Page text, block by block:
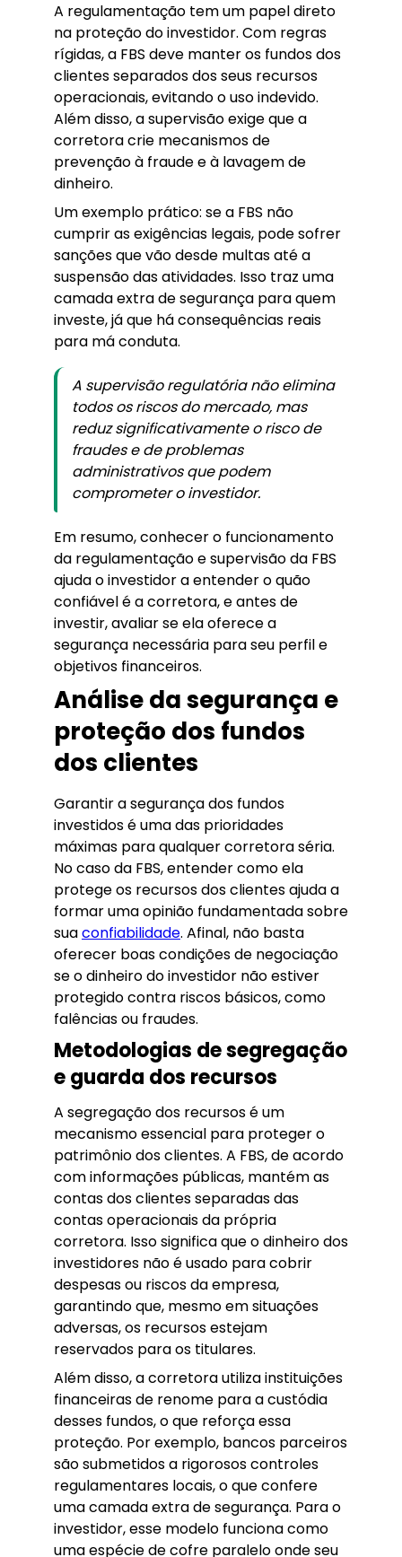
A regulamentação tem um papel direto
na proteção do investidor. Com regras
rígidas, a FBS deve manter os fundos dos
clientes separados dos seus recursos
operacionais, evitando o uso indevido.
Além disso, a supervisão exige que a
corretora crie mecanismos de
prevenção à fraude e à lavagem de
dinheiro.
Um exemplo prático: se a FBS não
cumprir as exigências legais, pode sofrer
sanções que vão desde multas até a
suspensão das atividades. Isso traz uma
camada extra de segurança para quem
investe, já que há consequências reais
para má conduta.
A supervisão regulatória não elimina
todos os riscos do mercado, mas
reduz significativamente o risco de
fraudes e de problemas
administrativos que podem
comprometer o investidor.
Em resumo, conhecer o funcionamento
da regulamentação e supervisão da FBS
ajuda o investidor a entender o quão
confiável é a corretora, e antes de
investir, avaliar se ela oferece a
segurança necessária para seu perfil e
objetivos financeiros.
Análise da segurança e
proteção dos fundos
dos clientes
Garantir a segurança dos fundos
investidos é uma das prioridades
máximas para qualquer corretora séria.
No caso da FBS, entender como ela
protege os recursos dos clientes ajuda a
formar uma opinião fundamentada sobre
suaconfiabilidade. Afinal, não basta
oferecer boas condições de negociação
se o dinheiro do investidor não estiver
protegido contra riscos básicos, como
falências ou fraudes.
Metodologias de segregação
e guarda dos recursos
A segregação dos recursos é um
mecanismo essencial para proteger o
patrimônio dos clientes. A FBS, de acordo
com informações públicas, mantém as
contas dos clientes separadas das
contas operacionais da própria
corretora. Isso significa que o dinheiro dos
investidores não é usado para cobrir
despesas ou riscos da empresa,
garantindo que, mesmo em situações
adversas, os recursos estejam
reservados para os titulares.
Além disso, a corretora utiliza instituições
financeiras de renome para a custódia
desses fundos, o que reforça essa
proteção. Por exemplo, bancos parceiros
são submetidos a rigorosos controles
regulamentares locais, o que confere
uma camada extra de segurança. Para o
investidor, esse modelo funciona como
uma espécie de cofre paralelo onde seu